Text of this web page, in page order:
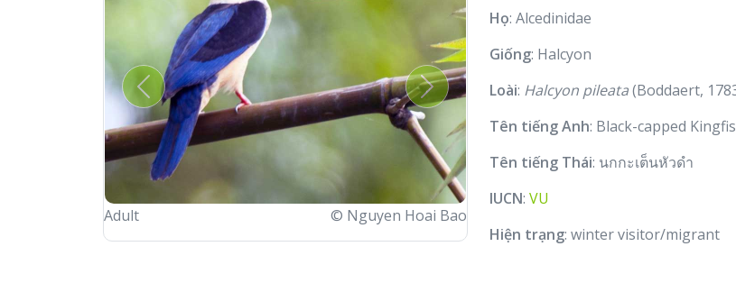
Adult © Nguyen Hoai Bao
Previous Next
Họ: Alcedinidae
Giống: Halcyon
Loài: Halcyon pileata(Boddaert,
Tên tiếng Anh: Black-capped
Tên tiếng Thái: นกกะเต็นหัวดำ
IUCN: VU
Hiện trạng: winter visitor/migrant